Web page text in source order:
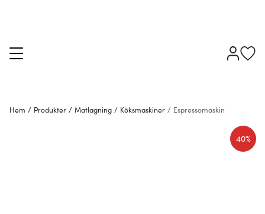
Hem / Produkter / Matlagning / Köksmaskiner / Espressomaskin
40%